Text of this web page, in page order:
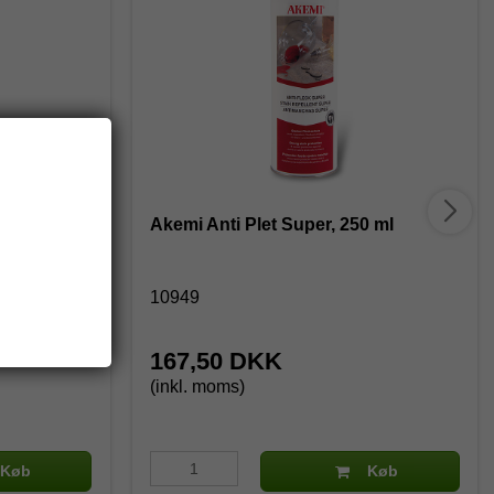
Køb
Akemi Anti Plet Super, 250 ml
10949
167,50 DKK
(inkl. moms)
Køb